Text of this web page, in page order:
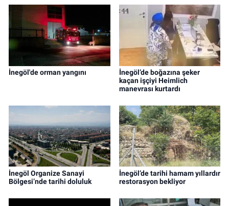
İnegöl'de orman yangını
İnegöl’de boğazına şeker
kaçan işçiyi Heimlich
manevrası kurtardı
İnegöl Organize Sanayi
Bölgesi’nde tarihi doluluk
İnegöl’de tarihi hamam yıllardır
restorasyon bekliyor